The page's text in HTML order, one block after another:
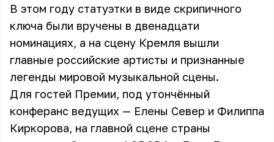
В этом году статуэтки в виде скрипичного
ключа были вручены в двенадцати
номинациях, а на сцену Кремля вышли
главные российские артисты и признанные
легенды мировой музыкальной сцены.
Для гостей Премии, под утончённый
конферанс ведущих — Елены Север и Филиппа
Киркорова, на главной сцене страны